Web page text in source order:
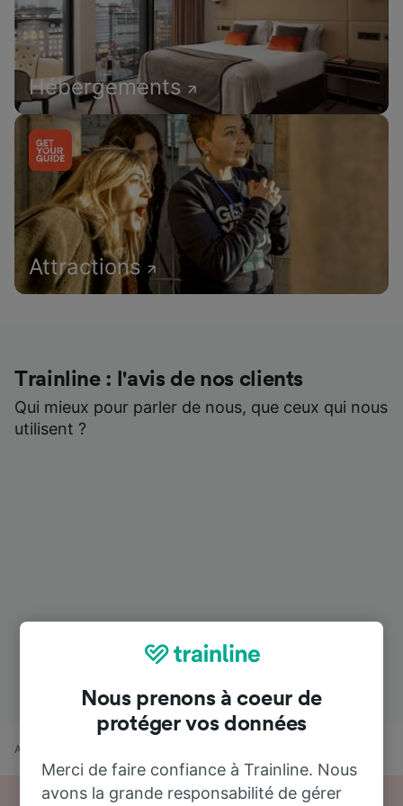
Hébergements
Attractions
Trainline : l'avis de nos clients
Qui mieux pour parler de nous, que ceux qui nous
utilisent ?
Accueil
Nous prenons à coeur de
protéger vos données
Merci de faire confiance à Trainline. Nous
avons la grande responsabilité de gérer